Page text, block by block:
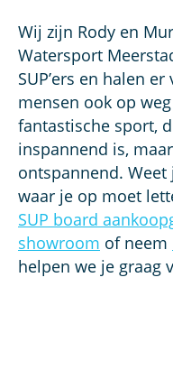
Wij zijn Rody en
Watersport
SUP’ers en halen
mensen ook op
fantastische sport,
inspannend is,
ontspannend.
waar je op moet
SUP board
showroom of neem
helpen we je graag